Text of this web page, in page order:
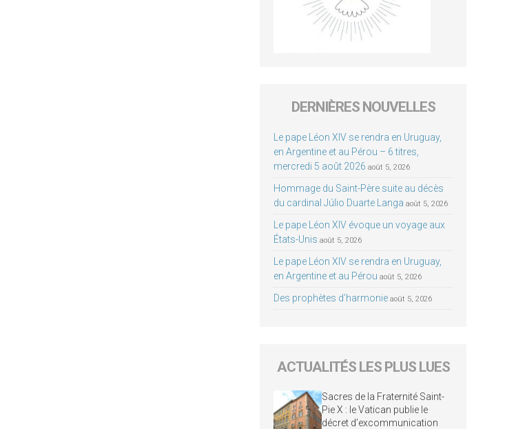
DERNIÈRES NOUVELLES
Le pape Léon XIV se rendra en Uruguay,
en Argentine et au Pérou – 6 titres,
mercredi 5 août 2026 août 5, 2026
Hommage du Saint-Père suite au décès
du cardinal Júlio Duarte Langa août 5, 2026
Le pape Léon XIV évoque un voyage aux
États-Unis août 5, 2026
Le pape Léon XIV se rendra en Uruguay,
en Argentine et au Pérou août 5, 2026
Des prophètes d’harmonie août 5, 2026
ACTUALITÉS LES PLUS LUES
Sacres de la Fraternité Saint-
Pie X : le Vatican publie le
décret d’excommunication